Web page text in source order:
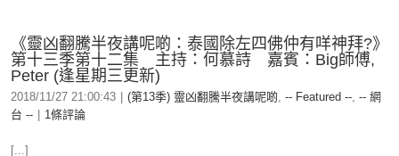
《靈凶翻騰半夜講呢啲：泰國除左四佛仲有咩神拜?》
第十三季第十二集 主持：何慕詩 嘉賓：Big師傅,
Peter (逢星期三更新)
2018/11/27 21:00:43 (第13季) 靈凶翻騰半夜講呢啲, -- Featured --, -- 網
台 --
1條評論
[...]